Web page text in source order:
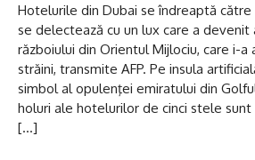
Hotelurile din Dubai se îndreaptă
se delectează cu un lux care a
războiului din Orientul Mijlociu, care i-a
străini, transmite AFP. Pe insula
simbol al opulenţei emiratului din
holuri ale hotelurilor de cinci stele
[…]